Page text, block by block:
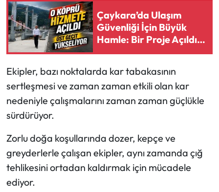
Çaykara’da Ulaşım
Güvenliği İçin Büyük
Hamle: Bir Proje Açıldı,
Diğerinde Kritik Aşama
Ekipler, bazı noktalarda kar tabakasının
sertleşmesi ve zaman zaman etkili olan kar
nedeniyle çalışmalarını zaman zaman güçlükle
sürdürüyor.
Zorlu doğa koşullarında dozer, kepçe ve
greyderlerle çalışan ekipler, aynı zamanda çığ
tehlikesini ortadan kaldırmak için mücadele
ediyor.
Mektup Galeri
Ekonomi
Sağlık
Teknoloji